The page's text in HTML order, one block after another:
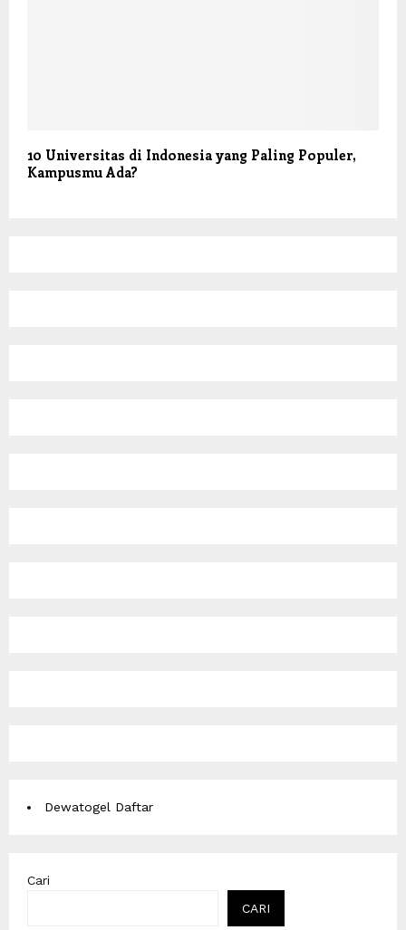
10 Universitas di Indonesia yang Paling Populer,
Kampusmu Ada?
Dewatogel Daftar
Cari
CARI